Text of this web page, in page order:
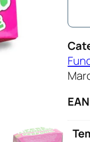
L
m
o
n
e
r
a